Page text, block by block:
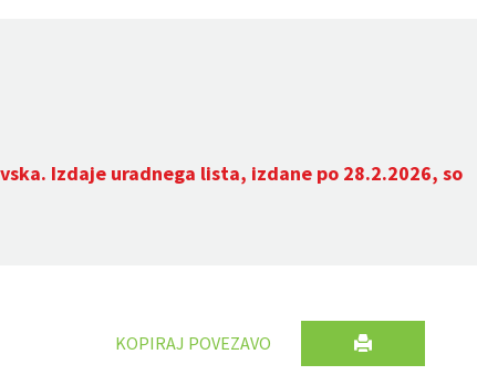
Izdaje uradnega lista, izdane po 28.2.2026, so
KOPIRAJ POVEZAVO